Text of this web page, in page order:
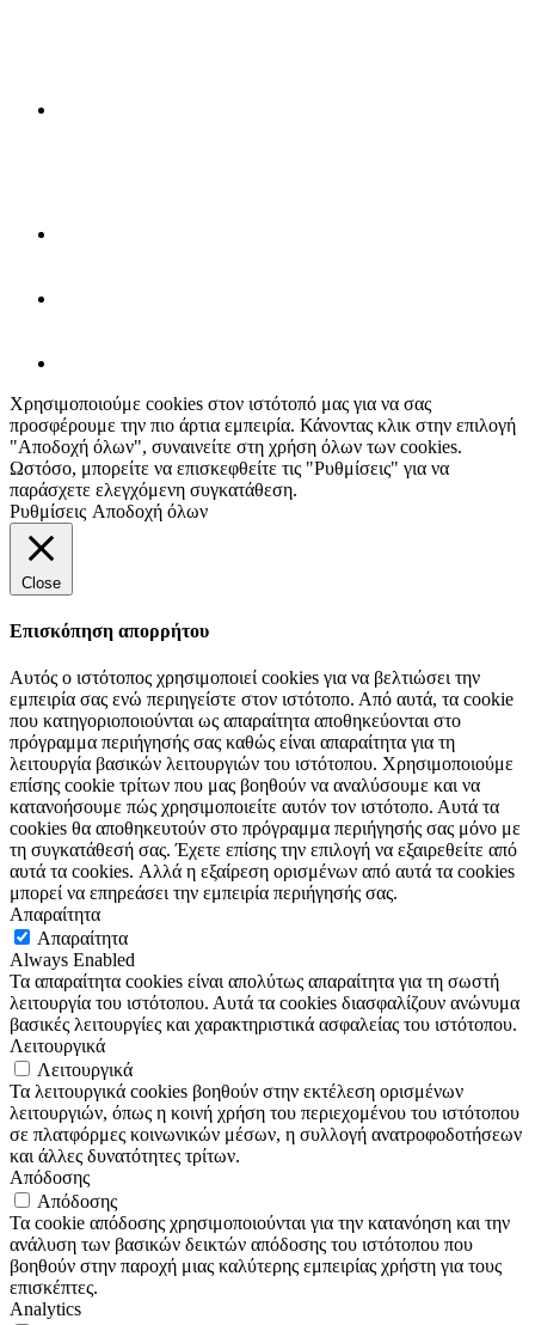
Χρησιμοποιούμε cookies στον ιστότοπό μας για να σας
προσφέρουμε την πιο άρτια εμπειρία. Κάνοντας κλικ στην επιλογή
"Αποδοχή όλων", συναινείτε στη χρήση όλων των cookies.
Ωστόσο, μπορείτε να επισκεφθείτε τις "Ρυθμίσεις" για να
παράσχετε ελεγχόμενη συγκατάθεση.
Ρυθμίσεις Αποδοχή όλων
Close
Επισκόπηση απορρήτου
Αυτός ο ιστότοπος χρησιμοποιεί cookies για να βελτιώσει την
εμπειρία σας ενώ περιηγείστε στον ιστότοπο. Από αυτά, τα cookie
που κατηγοριοποιούνται ως απαραίτητα αποθηκεύονται στο
πρόγραμμα περιήγησής σας καθώς είναι απαραίτητα για τη
λειτουργία βασικών λειτουργιών του ιστότοπου. Χρησιμοποιούμε
επίσης cookie τρίτων που μας βοηθούν να αναλύσουμε και να
κατανοήσουμε πώς χρησιμοποιείτε αυτόν τον ιστότοπο. Αυτά τα
cookies θα αποθηκευτούν στο πρόγραμμα περιήγησής σας μόνο με
τη συγκατάθεσή σας. Έχετε επίσης την επιλογή να εξαιρεθείτε από
αυτά τα cookies. Αλλά η εξαίρεση ορισμένων από αυτά τα cookies
μπορεί να επηρεάσει την εμπειρία περιήγησής σας.
Απαραίτητα
Απαραίτητα
Always Enabled
Τα απαραίτητα cookies είναι απολύτως απαραίτητα για τη σωστή
λειτουργία του ιστότοπου. Αυτά τα cookies διασφαλίζουν ανώνυμα
βασικές λειτουργίες και χαρακτηριστικά ασφαλείας του ιστότοπου.
Λειτουργικά
Λειτουργικά
Τα λειτουργικά cookies βοηθούν στην εκτέλεση ορισμένων
λειτουργιών, όπως η κοινή χρήση του περιεχομένου του ιστότοπου
σε πλατφόρμες κοινωνικών μέσων, η συλλογή ανατροφοδοτήσεων
και άλλες δυνατότητες τρίτων.
Απόδοσης
Απόδοσης
Τα cookie απόδοσης χρησιμοποιούνται για την κατανόηση και την
ανάλυση των βασικών δεικτών απόδοσης του ιστότοπου που
βοηθούν στην παροχή μιας καλύτερης εμπειρίας χρήστη για τους
επισκέπτες.
Analytics